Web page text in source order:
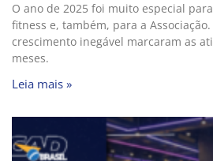
O ano de 2025 foi muito especial
fitness e, também, para a
crescimento inegável marcaram as
meses.
Leia mais »